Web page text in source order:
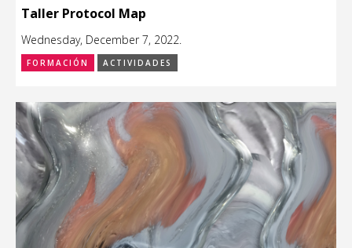
Taller Protocol Map
Wednesday, December 7, 2022.
FORMACIÓN ACTIVIDADES